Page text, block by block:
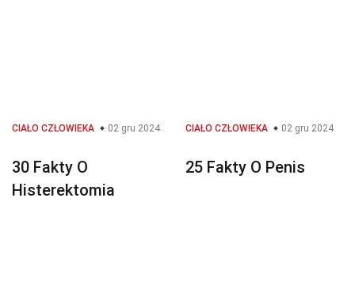
CIAŁO CZŁOWIEKA 02 gru 2024
30 Fakty O
Histerektomia
CIAŁO CZŁOWIEKA 02 gru 2024
25 Fakty O Penis